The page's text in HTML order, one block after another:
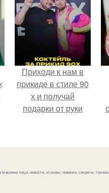
Приходи к нам в
прикиде в стиле 90
х и получай
подарки от руки
лица, новости, отзывы, новинки, секреты,